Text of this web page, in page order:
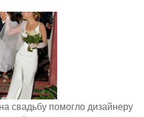
свадьбу помогло дизайнеру